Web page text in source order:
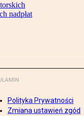
nadpłat
Polityka Prywatności
Zmiana ustawień zgód